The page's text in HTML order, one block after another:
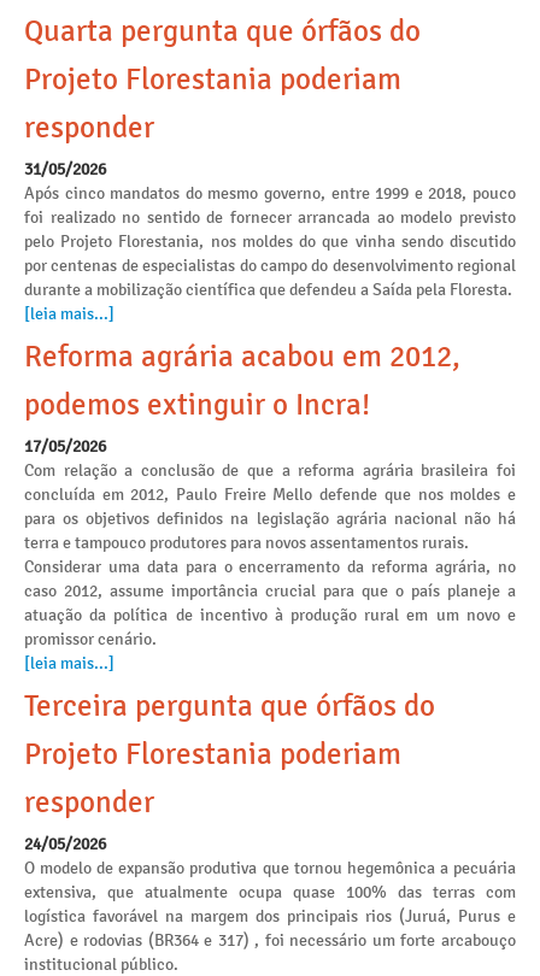
Quarta pergunta que órfãos do
Projeto Florestania poderiam
responder
31/05/2026
Após cinco mandatos do mesmo governo, entre 1999 e 2018, pouco
foi realizado no sentido de fornecer arrancada ao modelo previsto
pelo Projeto Florestania, nos moldes do que vinha sendo discutido
por centenas de especialistas do campo do desenvolvimento regional
durante a mobilização científica que defendeu a Saída pela Floresta.
[leia mais...]
Reforma agrária acabou em 2012,
podemos extinguir o Incra!
17/05/2026
Com relação a conclusão de que a reforma agrária brasileira foi
concluída em 2012, Paulo Freire Mello defende que nos moldes e
para os objetivos definidos na legislação agrária nacional não há
terra e tampouco produtores para novos assentamentos rurais.
Considerar uma data para o encerramento da reforma agrária, no
caso 2012, assume importância crucial para que o país planeje a
atuação da política de incentivo à produção rural em um novo e
promissor cenário.
[leia mais...]
Terceira pergunta que órfãos do
Projeto Florestania poderiam
responder
24/05/2026
O modelo de expansão produtiva que tornou hegemônica a pecuária
extensiva, que atualmente ocupa quase 100% das terras com
logística favorável na margem dos principais rios (Juruá, Purus e
Acre) e rodovias (BR364 e 317) , foi necessário um forte arcabouço
institucional público.